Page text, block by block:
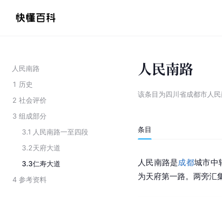
人民南路
1 历史
2 社会评价
3 组成部分
3.1 人民南路一至四段
3.2天府大道
3.3仁寿大道
4 参考资料
人民南路
该条目为四川省成都市人
条目
人民南路是成都城市中
为天府第一路。两旁汇